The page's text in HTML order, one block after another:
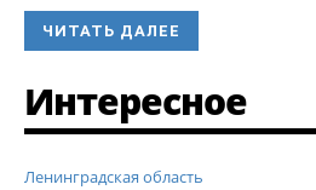
ЧИТАТЬ ДАЛЕЕ
Интересное
Ленинградская область